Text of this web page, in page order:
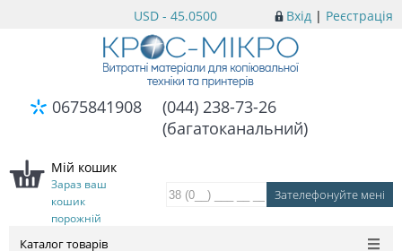
Вхід | Реєстрація
USD - 45.0500
0675841908
(044) 238-73-26
(багатоканальний)
Мій кошик
Зараз ваш
кошик
порожній
Каталог товарів